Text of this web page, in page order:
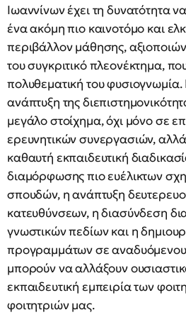
Ιωαννίνων έχει τη δυνατότητα
ένα ακόμη πιο καινοτόμο και
περιβάλλον μάθησης,
του συγκριτικό πλεονέκτημα,
πολυθεματική του
ανάπτυξη της
μεγάλο στοίχημα, όχι μόνο σε
ερευνητικών συνεργασιών,
καθαυτή εκπαιδευτική
διαμόρφωσης πιο ευέλικτων
σπουδών, η ανάπτυξη
κατευθύνσεων, η διασύνδεση
γνωστικών πεδίων και η
προγραμμάτων σε
μπορούν να αλλάξουν
εκπαιδευτική εμπειρία των
φοιτητριών μας.